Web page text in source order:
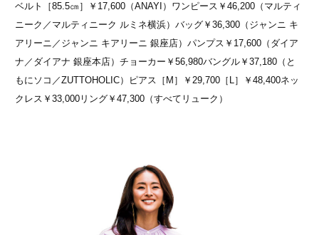
ベルト［85.5㎝］￥17,600（ANAYI）ワンピース￥46,200（マルティ
ニーク／マルティニーク ルミネ横浜）バッグ￥36,300（ジャンニ キ
アリーニ／ジャンニ キアリーニ 銀座店）パンプス￥17,600（ダイア
ナ／ダイアナ 銀座本店）チョーカー￥56,980バングル￥37,180（と
もにソコ／ZUTTOHOLIC）ピアス［M］￥29,700［L］￥48,400ネッ
クレス￥33,000リング￥47,300（すべてリューク）